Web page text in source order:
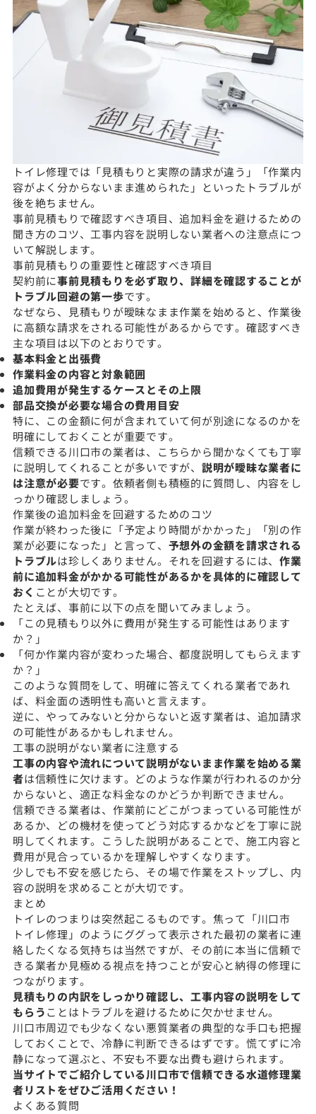
トイレ修理では「見積もりと実際の請求が違う」「作業内
容がよく分からないまま進められた」といったトラブルが
後を絶ちません。
事前見積もりで確認すべき項目、追加料金を避けるための
聞き方のコツ、工事内容を説明しない業者への注意点につ
いて解説します。
事前見積もりの重要性と確認すべき項目
契約前に事前見積もりを必ず取り、詳細を確認することが
トラブル回避の第一歩です。
なぜなら、見積もりが曖昧なまま作業を始めると、作業後
に高額な請求をされる可能性があるからです。確認すべき
主な項目は以下のとおりです。
基本料金と出張費
作業料金の内容と対象範囲
追加費用が発生するケースとその上限
部品交換が必要な場合の費用目安
特に、この金額に何が含まれていて何が別途になるのかを
明確にしておくことが重要です。
信頼できる川口市の業者は、こちらから聞かなくても丁寧
に説明してくれることが多いですが、 説明が曖昧な業者に
は注意が必要です。依頼者側も積極的に質問し、内容をし
っかり確認しましょう。
作業後の追加料金を回避するためのコツ
作業が終わった後に「予定より時間がかかった」「別の作
業が必要になった」と言って、 予想外の金額を請求される
トラブルは珍しくありません。それを回避するには、 作業
前に追加料金がかかる可能性があるかを具体的に確認して
おく ことが大切です。
たとえば、事前に以下の点を聞いてみましょう。
「この見積もり以外に費用が発生する可能性はあります
か？」
「何か作業内容が変わった場合、都度説明してもらえます
か？」
このような質問をして、明確に答えてくれる業者であれ
ば、料金面の透明性も高いと言えます。
逆に、やってみないと分からないと返す業者は、追加請求
の可能性があるかもしれません。
工事の説明がない業者に注意する
工事の内容や流れについて説明がないまま作業を始める業
者は信頼性に欠けます。どのような作業が行われるのか分
からないと、適正な料金なのかどうか判断できません。
信頼できる業者は、作業前にどこがつまっている可能性が
あるか、どの機材を使ってどう対応するかなどを丁寧に説
明してくれます。こうした説明があることで、施工内容と
費用が見合っているかを理解しやすくなります。
少しでも不安を感じたら、その場で作業をストップし、内
容の説明を求めることが大切です。
まとめ
トイレのつまりは突然起こるものです。焦って「川口市
トイレ修理」のようにググって表示された最初の業者に連
絡したくなる気持ちは当然ですが、その前に本当に信頼で
きる業者か見極める視点を持つことが安心と納得の修理に
つながります。
見積もりの内訳をしっかり確認し、工事内容の説明をして
もらうことはトラブルを避けるために欠かせません。
川口市周辺でも少なくない悪質業者の典型的な手口も把握
しておくことで、冷静に判断できるはずです。慌てずに冷
静になって選ぶと、不安も不要な出費も避けられます。
当サイトでご紹介している川口市で信頼できる水道修理業
者リストをぜひご活用ください！
よくある質問